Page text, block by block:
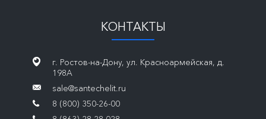
КОНТАКТЫ
г. Ростов-на-Дону, ул. Красноармейская, д.
198А
sale@santechelit.ru
8 (800) 350-26-00